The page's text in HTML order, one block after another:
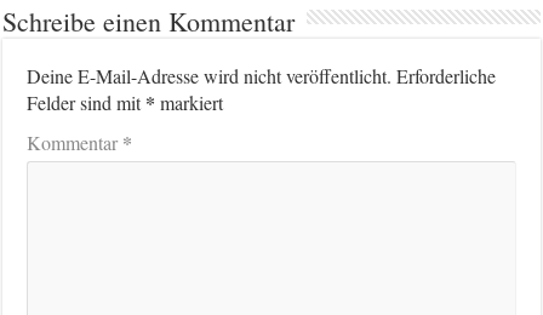
Schreibe einen Kommentar
Deine E-Mail-Adresse wird nicht veröffentlicht. Erforderliche
Felder sind mit* markiert
Kommentar*